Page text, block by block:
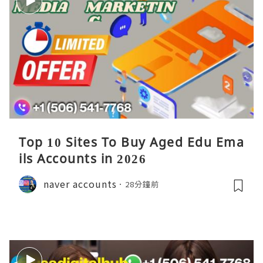
Top 10 Sites To Buy Aged Edu Ema
ils Accounts in 2026
naver accounts 28分鐘前